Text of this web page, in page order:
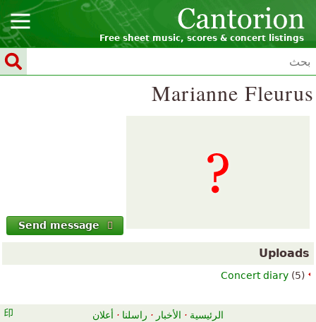
Free sheet music, scores & concert listings
Marianne Fleurus
Send message
Uploads
Concert diary (5)
الرئيسية · الأخبار · راسلنا · أعلان